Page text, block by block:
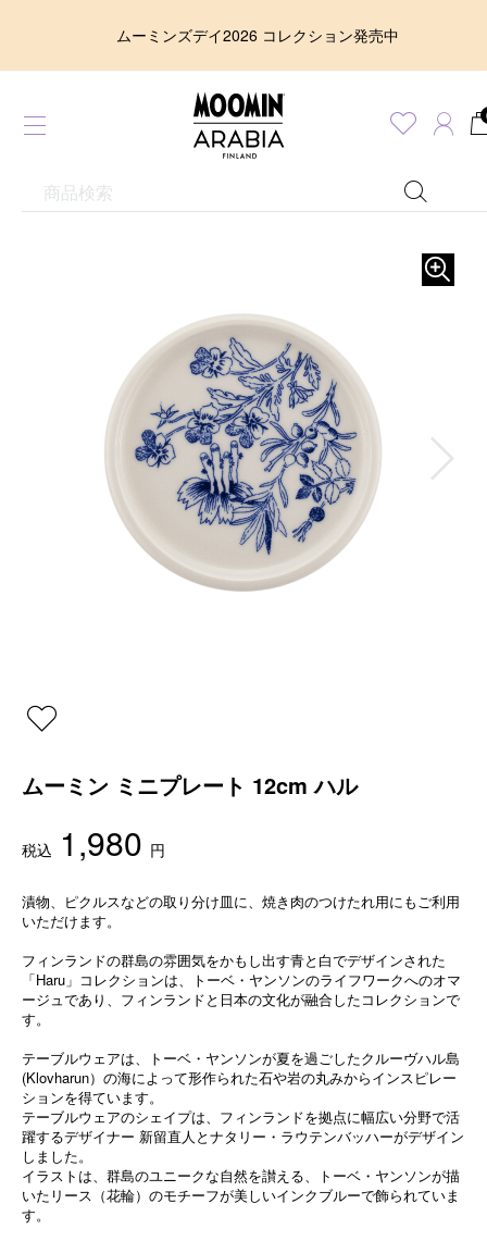
ムーミンズデイ2026 コレクション発売中
ムーミン ミニプレート 12cm ハル
税込 1,980 円
漬物、ピクルスなどの取り分け皿に、焼き肉のつけたれ用にもご利用
いただけます。
フィンランドの群島の雰囲気をかもし出す青と白でデザインされた
「Haru」コレクションは、トーベ・ヤンソンのライフワークへのオマ
ージュであり、フィンランドと日本の文化が融合したコレクションで
す。
テーブルウェアは、トーベ・ヤンソンが夏を過ごしたクルーヴハル島
(Klovharun）の海によって形作られた石や岩の丸みからインスピレー
ションを得ています。
テーブルウェアのシェイプは、フィンランドを拠点に幅広い分野で活
躍するデザイナー 新留直人とナタリー・ラウテンバッハーがデザイン
しました。
イラストは、群島のユニークな自然を讃える、トーベ・ヤンソンが描
いたリース（花輪）のモチーフが美しいインクブルーで飾られていま
す。